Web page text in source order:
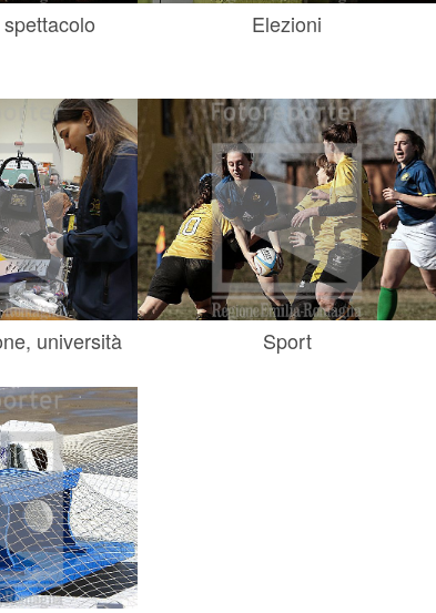
Elezioni
università Sport